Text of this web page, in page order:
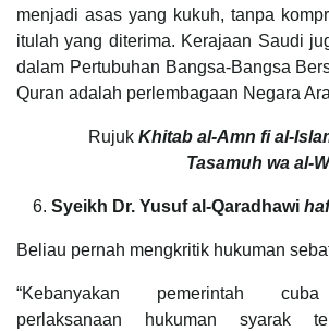
menjadi asas yang kukuh, tanpa
itulah yang diterima. Kerajaan Saudi
dalam Pertubuhan Bangsa-Bangsa
Quran adalah perlembagaan Negara
Rujuk Khitab al-Amn fi al-
Tasamuh wa al-
Syeikh Dr. Yusuf al-Qaradhawi
Beliau pernah mengkritik hukuman
“Kebanyakan pemerintah cuba
perlaksanaan hukuman syarak